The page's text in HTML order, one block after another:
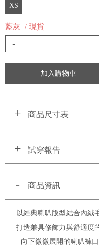
XS
藍灰 / 現貨
-
加入購物車
商品尺寸表
試穿報告
商品資訊
以經典喇叭版型結合內絨
打造兼具修飾力與舒適度
向下微微展開的喇叭褲